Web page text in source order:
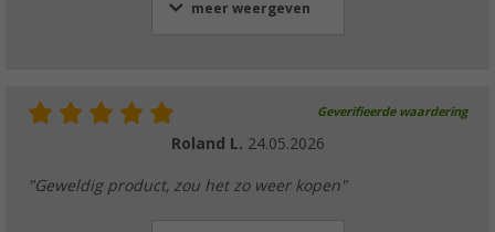
meer weergeven
Geverifieerde waardering
Roland L. 24.05.2026
"Geweldig product, zou het zo weer kopen"